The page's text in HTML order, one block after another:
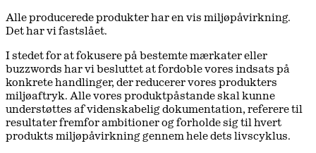
Alle producerede produkter har en vis miljøpåvirkning.
Det har vi fastslået.
I stedet for at fokusere på bestemte mærkater eller
buzzwords har vi besluttet at fordoble vores indsats på
konkrete handlinger, der reducerer vores produkters
miljøaftryk. Alle vores produktpåstande skal kunne
understøttes af videnskabelig dokumentation, referere til
resultater fremfor ambitioner og forholde sig til hvert
produkts miljøpåvirkning gennem hele dets livscyklus.